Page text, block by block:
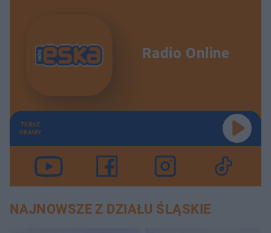
Radio Online
TERAZ
GRAMY
NAJNOWSZE Z DZIAŁU ŚLĄSKIE